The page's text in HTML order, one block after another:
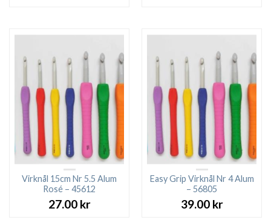
Virknål 15cm Nr 5.5 Alum
Rosé – 45612
27.00 kr
Easy Grip Virknål Nr 4 Alum
– 56805
39.00 kr